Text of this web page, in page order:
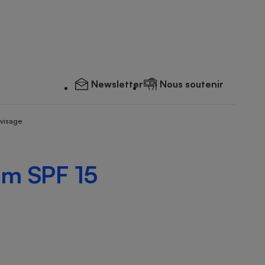
Newsletter Nous soutenir
SPF 15